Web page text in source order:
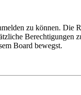
zu können.
Berechtigungen
Board bewegst.